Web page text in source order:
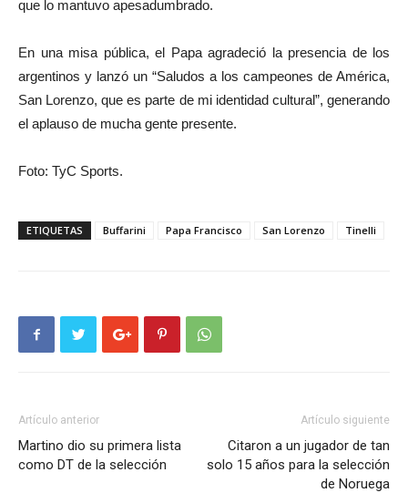
que lo mantuvo apesadumbrado.
En una misa pública, el Papa agradeció la presencia de los
argentinos y lanzó un “Saludos a los campeones de América,
San Lorenzo, que es parte de mi identidad cultural”, generando
el aplauso de mucha gente presente.
Foto: TyC Sports.
ETIQUETAS Buffarini Papa Francisco San Lorenzo Tinelli
Artículo anterior
Martino dio su primera lista
como DT de la selección
Artículo siguiente
Citaron a un jugador de tan
solo 15 años para la selección
de Noruega